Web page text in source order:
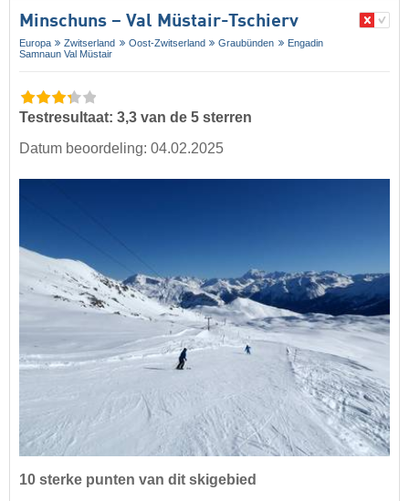
Minschuns – Val Müstair-Tschierv
Europa Zwitserland Oost-Zwitserland Graubünden
Engadin
Samnaun Val Müstair
Testresultaat: 3,3 van de 5 sterren
Datum beoordeling: 04.02.2025
10 sterke punten van dit skigebied